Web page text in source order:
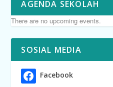
AGENDA SEKOLAH
There are no upcoming events.
SOSIAL MEDIA
Facebook